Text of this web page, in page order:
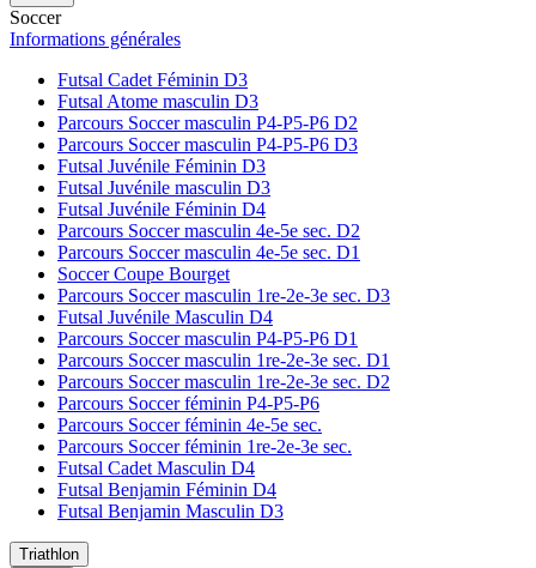
Soccer
Informations générales
Futsal Cadet Féminin D3
Futsal Atome masculin D3
Parcours Soccer masculin P4-P5-P6 D2
Parcours Soccer masculin P4-P5-P6 D3
Futsal Juvénile Féminin D3
Futsal Juvénile masculin D3
Futsal Juvénile Féminin D4
Parcours Soccer masculin 4e-5e sec. D2
Parcours Soccer masculin 4e-5e sec. D1
Soccer Coupe Bourget
Parcours Soccer masculin 1re-2e-3e sec. D3
Futsal Juvénile Masculin D4
Parcours Soccer masculin P4-P5-P6 D1
Parcours Soccer masculin 1re-2e-3e sec. D1
Parcours Soccer masculin 1re-2e-3e sec. D2
Parcours Soccer féminin P4-P5-P6
Parcours Soccer féminin 4e-5e sec.
Parcours Soccer féminin 1re-2e-3e sec.
Futsal Cadet Masculin D4
Futsal Benjamin Féminin D4
Futsal Benjamin Masculin D3
Triathlon